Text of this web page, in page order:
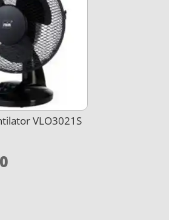
VLO3021S